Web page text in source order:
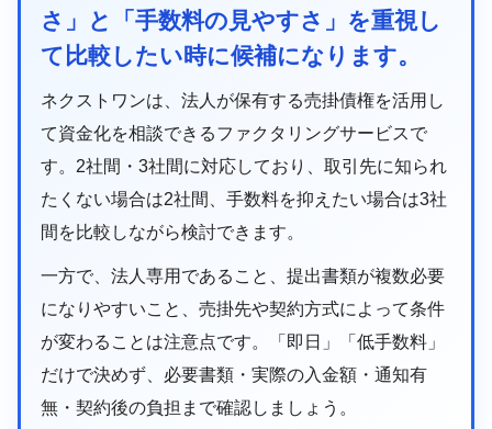
さ」と「手数料の見やすさ」を重視し
て比較したい時に候補になります。
ネクストワンは、法人が保有する売掛債権を活用し
て資金化を相談できるファクタリングサービスで
す。2社間・3社間に対応しており、取引先に知られ
たくない場合は2社間、手数料を抑えたい場合は3社
間を比較しながら検討できます。
一方で、法人専用であること、提出書類が複数必要
になりやすいこと、売掛先や契約方式によって条件
が変わることは注意点です。「即日」「低手数料」
だけで決めず、必要書類・実際の入金額・通知有
無・契約後の負担まで確認しましょう。